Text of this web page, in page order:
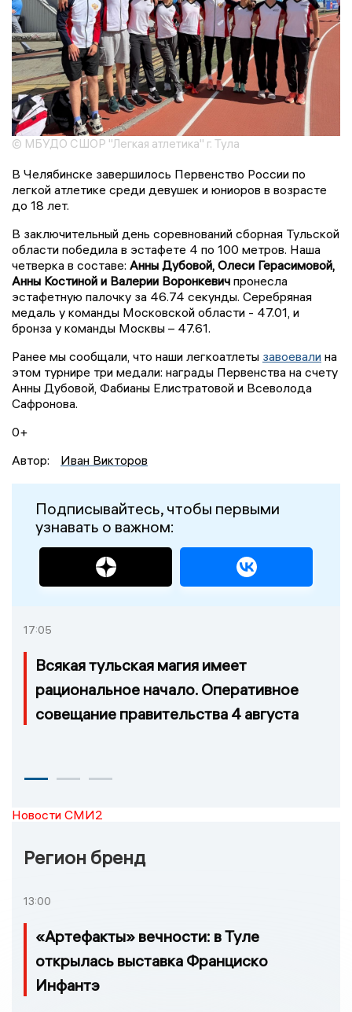
© МБУДО СШОР "Легкая атлетика" г. Тула
В Челябинске завершилось Первенство России по
легкой атлетике среди девушек и юниоров в возрасте
до 18 лет.
В заключительный день соревнований сборная Тульской
области победила в эстафете 4 по 100 метров. Наша
четверка в составе: Анны Дубовой, Олеси Герасимовой,
Анны Костиной и Валерии Воронкевич пронесла
эстафетную палочку за 46.74 секунды. Серебряная
медаль у команды Московской области - 47.01, и
бронза у команды Москвы – 47.61.
Ранее мы сообщали, что наши легкоатлеты завоевали на
этом турнире три медали: награды Первенства на счету
Анны Дубовой, Фабианы Елистратовой и Всеволода
Сафронова.
0+
Автор:
Иван Викторов
Подписывайтесь, чтобы первыми
узнавать о важном:
17:05
Всякая тульская магия имеет
рациональное начало. Оперативное
совещание правительства 4 августа
Новости СМИ2
Регион бренд
13:00
«Артефакты» вечности: в Туле
открылась выставка Франциско
Инфантэ